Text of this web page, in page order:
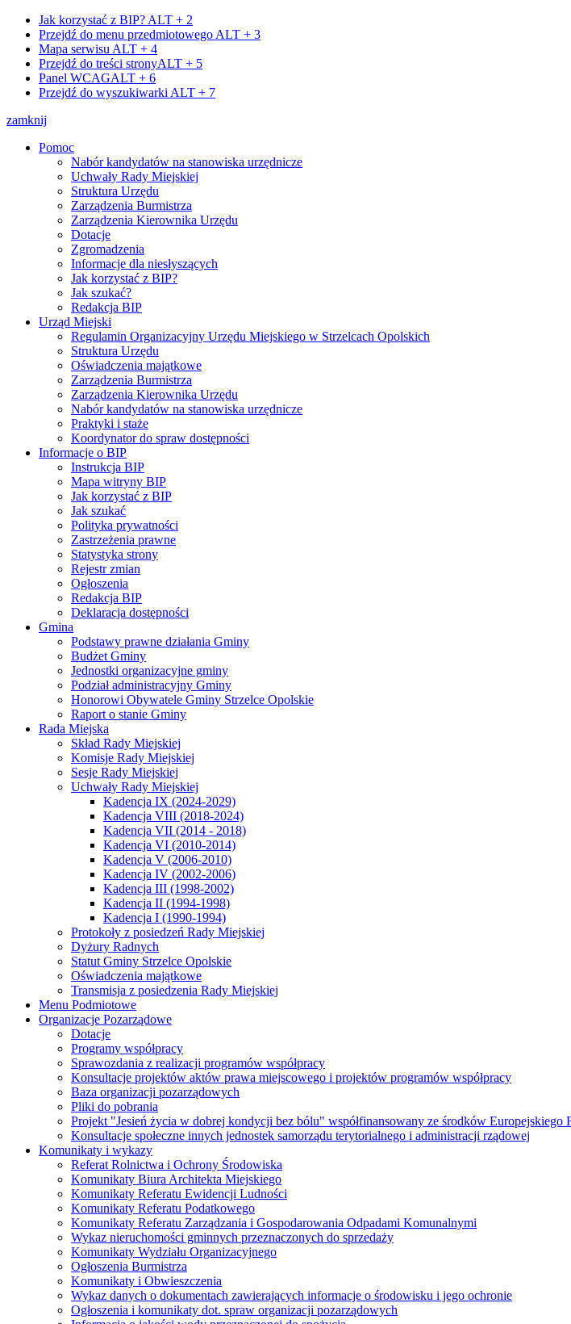
Jak korzystać z BIP? ALT + 2
Przejdź do menu przedmiotowego ALT + 3
Mapa serwisu ALT + 4
Przejdź do treści stronyALT + 5
Panel WCAGALT + 6
Przejdź do wyszukiwarki ALT + 7
zamknij
Pomoc
Nabór kandydatów na stanowiska urzędnicze
Uchwały Rady Miejskiej
Struktura Urzędu
Zarządzenia Burmistrza
Zarządzenia Kierownika Urzędu
Dotacje
Zgromadzenia
Informacje dla niesłyszących
Jak korzystać z BIP?
Jak szukać?
Redakcja BIP
Urząd Miejski
Regulamin Organizacyjny Urzędu Miejskiego w Strzelcach Opolskich
Struktura Urzędu
Oświadczenia majątkowe
Zarządzenia Burmistrza
Zarządzenia Kierownika Urzędu
Nabór kandydatów na stanowiska urzędnicze
Praktyki i staże
Koordynator do spraw dostępności
Informacje o BIP
Instrukcja BIP
Mapa witryny BIP
Jak korzystać z BIP
Jak szukać
Polityka prywatności
Zastrzeżenia prawne
Statystyka strony
Rejestr zmian
Ogłoszenia
Redakcja BIP
Deklaracja dostępności
Gmina
Podstawy prawne działania Gminy
Budżet Gminy
Jednostki organizacyjne gminy
Podział administracyjny Gminy
Honorowi Obywatele Gminy Strzelce Opolskie
Raport o stanie Gminy
Rada Miejska
Skład Rady Miejskiej
Komisje Rady Miejskiej
Sesje Rady Miejskiej
Uchwały Rady Miejskiej
Kadencja IX (2024-2029)
Kadencja VIII (2018-2024)
Kadencja VII (2014 - 2018)
Kadencja VI (2010-2014)
Kadencja V (2006-2010)
Kadencja IV (2002-2006)
Kadencja III (1998-2002)
Kadencja II (1994-1998)
Kadencja I (1990-1994)
Protokoły z posiedzeń Rady Miejskiej
Dyżury Radnych
Statut Gminy Strzelce Opolskie
Oświadczenia majątkowe
Transmisja z posiedzenia Rady Miejskiej
Menu Podmiotowe
Organizacje Pozarządowe
Dotacje
Programy współpracy
Sprawozdania z realizacji programów współpracy
Konsultacje projektów aktów prawa miejscowego i projektów programów współpracy
Baza organizacji pozarządowych
Pliki do pobrania
Projekt "Jesień życia w dobrej kondycji bez bólu" współfinansowany ze środków Europejskiego
Konsultacje społeczne innych jednostek samorządu terytorialnego i administracji rządowej
Komunikaty i wykazy
Referat Rolnictwa i Ochrony Środowiska
Komunikaty Biura Architekta Miejskiego
Komunikaty Referatu Ewidencji Ludności
Komunikaty Referatu Podatkowego
Komunikaty Referatu Zarządzania i Gospodarowania Odpadami Komunalnymi
Wykaz nieruchomości gminnych przeznaczonych do sprzedaży
Komunikaty Wydziału Organizacyjnego
Ogłoszenia Burmistrza
Komunikaty i Obwieszczenia
Wykaz danych o dokumentach zawierających informacje o środowisku i jego ochronie
Ogłoszenia i komunikaty dot. spraw organizacji pozarządowych